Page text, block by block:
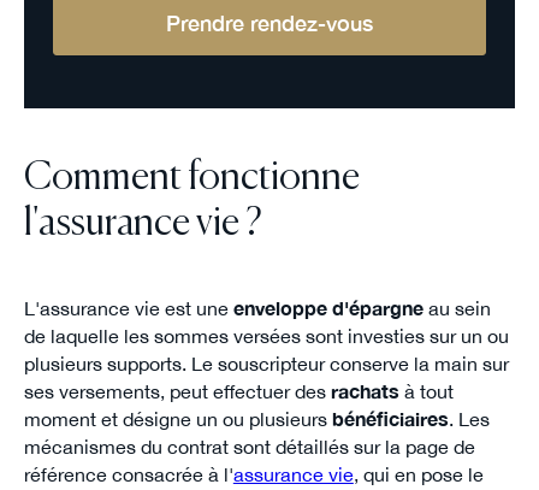
Prendre rendez-vous
Comment fonctionne
l'assurance vie ?
L'assurance vie est une enveloppe d'épargneau sein
de laquelle les sommes versées sont investies sur un ou
plusieurs supports. Le souscripteur conserve la main sur
ses versements, peut effectuer des rachats à tout
moment et désigne un ou plusieurs bénéficiaires. Les
mécanismes du contrat sont détaillés sur la page de
référence consacrée à l'assurance vie, qui en pose le